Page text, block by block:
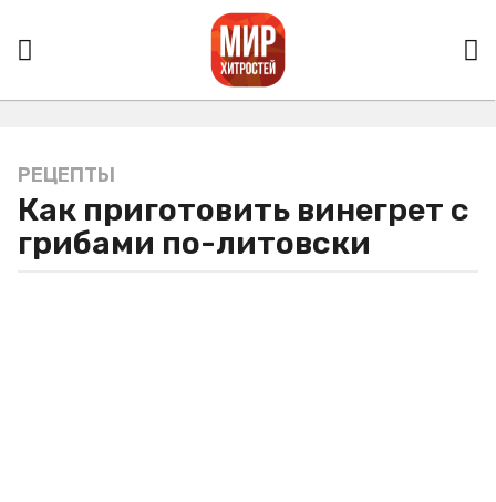
3
г
д
РЕЦЕПТЫ
Как приготовить винегрет с
грибами по-литовски